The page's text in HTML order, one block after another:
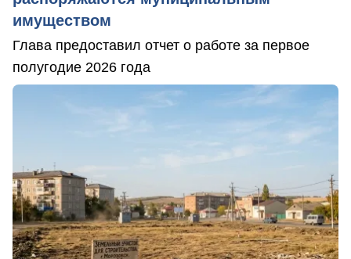
имуществом
Глава предоставил отчет о работе за первое
полугодие 2026 года